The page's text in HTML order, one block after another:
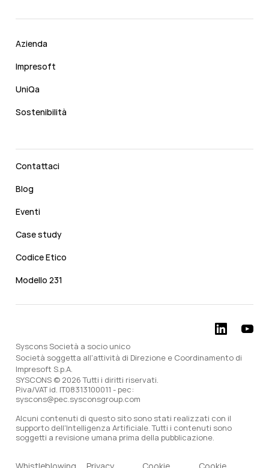
Azienda
Impresoft
UniQa
Sostenibilità
Contattaci
Blog
Eventi
Case study
Codice Etico
Modello 231
Syscons Società a socio unico
Società soggetta all'attività di Direzione e Coordinamento di
Impresoft S.p.A.
SYSCONS © 2026 Tutti i diritti riservati.
P.iva/VAT id. IT08313100011 - pec:
syscons@pec.sysconsgroup.com
Alcuni contenuti di questo sito sono stati realizzati con il
supporto dell'Intelligenza Artificiale. Tutti i contenuti sono
soggetti a revisione umana prima della pubblicazione.